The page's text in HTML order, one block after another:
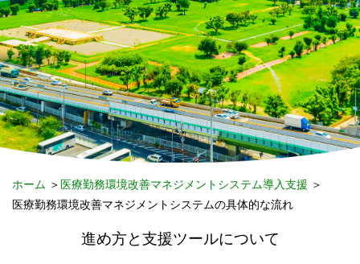
ホーム ＞ 医療勤務環境改善マネジメントシステム導入支援 ＞
医療勤務環境改善マネジメントシステムの具体的な流れ
進め方と支援ツールについて